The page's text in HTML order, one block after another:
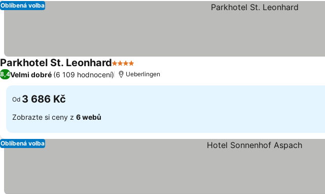
Oblíbená volba
Parkhotel St. Leonhard4 Počet hvězdiček
8,4Velmi dobré (6 109 hodnocení) Ueberlingen
Od 3 686 Kč
Zobrazte si ceny z 6 webů
Oblíbená volba